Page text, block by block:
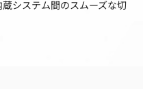
システム間のスムーズな切